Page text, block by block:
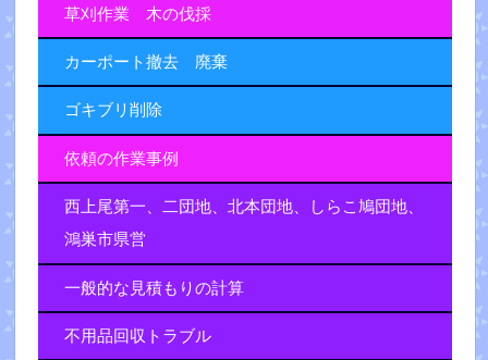
草刈作業 木の伐採
カーポート撤去 廃棄
ゴキブリ削除
依頼の作業事例
西上尾第一、二団地、北本団地、しらこ鳩団地、
鴻巣市県営
一般的な見積もりの計算
不用品回収トラブル